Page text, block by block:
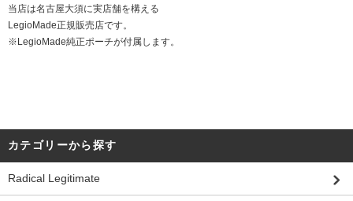
当店は名古屋大須に実店舗を構える
LegioMade正規販売店です。
※LegioMade純正ポーチが付属します。
カテゴリーから探す
Radical Legitimate